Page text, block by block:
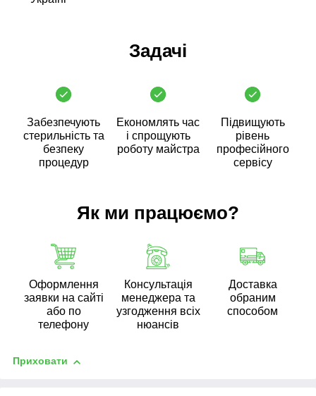
Задачі
Забезпечують
стерильність та
безпеку
процедур
Економлять час
і спрощують
роботу майстра
Підвищують
рівень
професійного
сервісу
Як ми працюємо?
Оформлення
заявки на сайті
або по
телефону
Консультація
менеджера та
узгодження всіх
нюансів
Доставка
обраним
способом
Приховати